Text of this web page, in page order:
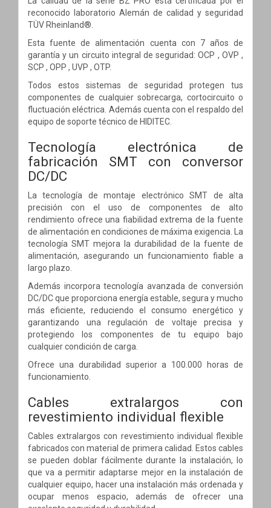
reconocido laboratorio Alemán de calidad y seguridad
TÜV Rheinland®.
Esta fuente de alimentación cuenta con 7 años de
garantía y un circuito integral de seguridad: OCP , OVP ,
SCP , OPP , UVP , OTP.
Todos estos sistemas de seguridad protegen tus
componentes de cualquier sobrecarga, cortocircuito o
fluctuación eléctrica. Además cuenta con el respaldo del
equipo de soporte técnico de HIDITEC.
Tecnología electrónica de
fabricación SMT con conversor
DC/DC
La tecnología de montaje electrónico SMT de alta
precisión con el uso de componentes de alto
rendimiento ofrece una fiabilidad extrema de la fuente
de alimentación en condiciones de máxima exigencia. La
tecnología SMT mejora la durabilidad de la fuente de
alimentación, asegurando un funcionamiento fiable a
largo plazo.
Además incorpora tecnología avanzada de conversión
DC/DC que proporciona energía estable, segura y mucho
más eficiente, reduciendo el consumo energético y
garantizando una regulación de voltaje precisa y
protegiendo los componentes de tu equipo bajo
cualquier condición de carga.
Ofrece una durabilidad superior a 100.000 horas de
funcionamiento.
Cables extralargos con
revestimiento individual flexible
Cables extralargos con revestimiento individual flexible
fabricados con material de primera calidad. Estos cables
se pueden doblar fácilmente durante la instalación, lo
que va a permitir adaptarse mejor en la instalación de
cualquier equipo, hacer una instalación más ordenada y
ocupar menos espacio, además de ofrecer una